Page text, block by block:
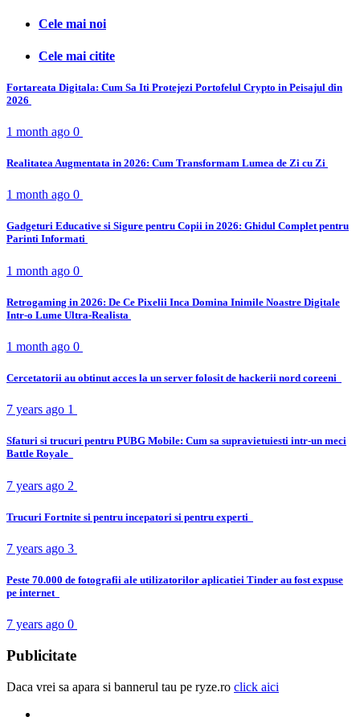
Cele mai noi
Cele mai citite
Fortareata Digitala: Cum Sa Iti Protejezi Portofelul Crypto in Peisajul din
2026
1 month ago 0
Realitatea Augmentata in 2026: Cum Transformam Lumea de Zi cu Zi
1 month ago 0
Gadgeturi Educative si Sigure pentru Copii in 2026: Ghidul Complet pentru
Parinti Informati
1 month ago 0
Retrogaming in 2026: De Ce Pixelii Inca Domina Inimile Noastre Digitale
Intr-o Lume Ultra-Realista
1 month ago 0
Cercetatorii au obtinut acces la un server folosit de hackerii nord coreeni
7 years ago 1
Sfaturi si trucuri pentru PUBG Mobile: Cum sa supravietuiesti intr-un meci
Battle Royale
7 years ago 2
Trucuri Fortnite si pentru incepatori si pentru experti
7 years ago 3
Peste 70.000 de fotografii ale utilizatorilor aplicatiei Tinder au fost expuse
pe internet
7 years ago 0
Publicitate
Daca vrei sa apara si bannerul tau pe ryze.ro click aici